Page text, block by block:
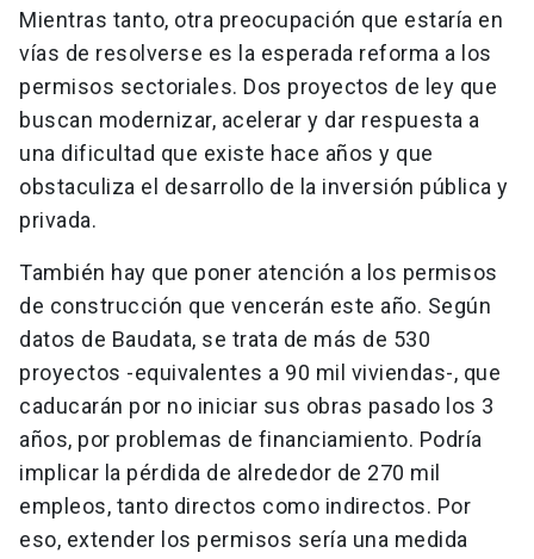
Mientras tanto, otra preocupación que estaría en
vías de resolverse es la esperada reforma a los
permisos sectoriales. Dos proyectos de ley que
buscan modernizar, acelerar y dar respuesta a
una dificultad que existe hace años y que
obstaculiza el desarrollo de la inversión pública y
privada.
También hay que poner atención a los permisos
de construcción que vencerán este año. Según
datos de Baudata, se trata de más de 530
proyectos -equivalentes a 90 mil viviendas-, que
caducarán por no iniciar sus obras pasado los 3
años, por problemas de financiamiento. Podría
implicar la pérdida de alrededor de 270 mil
empleos, tanto directos como indirectos. Por
eso, extender los permisos sería una medida